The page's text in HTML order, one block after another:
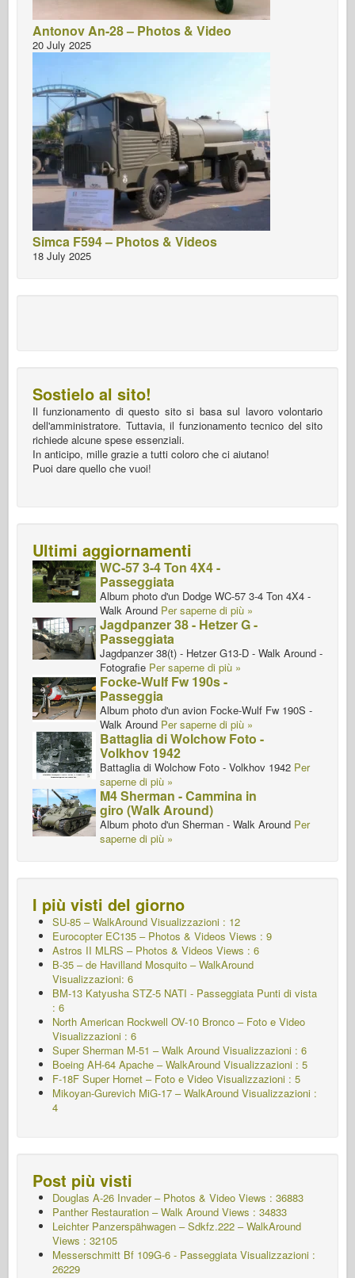
Antonov An-28 – Photos & Video
20 July 2025
Simca F594 – Photos & Videos
18 July 2025
Sostielo al sito!
Il funzionamento di questo sito si basa sul lavoro volontario
dell'amministratore. Tuttavia, il funzionamento tecnico del sito
richiede alcune spese essenziali.
In anticipo, mille grazie a tutti coloro che ci aiutano!
Puoi dare quello che vuoi!
Ultimi aggiornamenti
WC-57 3-4 Ton 4X4 -
Passeggiata
Album photo d'un Dodge WC-57 3-4 Ton 4X4 -
Walk Around Per saperne di più »
Jagdpanzer 38 - Hetzer G -
Passeggiata
Jagdpanzer 38(t) - Hetzer G13-D - Walk Around -
Fotografie Per saperne di più »
Focke-Wulf Fw 190s -
Passeggia
Album photo d'un avion Focke-Wulf Fw 190S -
Walk Around Per saperne di più »
Battaglia di Wolchow Foto -
Volkhov 1942
Battaglia di Wolchow Foto - Volkhov 1942 Per
saperne di più »
M4 Sherman - Cammina in
giro (Walk Around)
Album photo d'un Sherman - Walk Around Per
saperne di più »
I più visti del giorno
SU-85 – WalkAround Visualizzazioni : 12
Eurocopter EC135 – Photos & Videos Views : 9
Astros II MLRS – Photos & Videos Views : 6
B-35 – de Havilland Mosquito – WalkAround
Visualizzazioni: 6
BM-13 Katyusha STZ-5 NATI - Passeggiata Punti di vista
: 6
North American Rockwell OV-10 Bronco – Foto e Video
Visualizzazioni : 6
Super Sherman M-51 – Walk Around Visualizzazioni : 6
Boeing AH-64 Apache – WalkAround Visualizzazioni : 5
F-18F Super Hornet – Foto e Video Visualizzazioni : 5
Mikoyan-Gurevich MiG-17 – WalkAround Visualizzazioni :
4
Post più visti
Douglas A-26 Invader – Photos & Video Views : 36883
Panther Restauration – Walk Around Views : 34833
Leichter Panzerspähwagen – Sdkfz.222 – WalkAround
Views : 32105
Messerschmitt Bf 109G-6 - Passeggiata Visualizzazioni :
26229